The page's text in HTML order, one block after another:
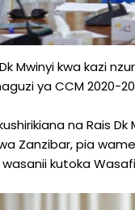
Mwinyi kwa kazi
ya CCM 2020-
na Rais
Zanzibar, pia
kutoka